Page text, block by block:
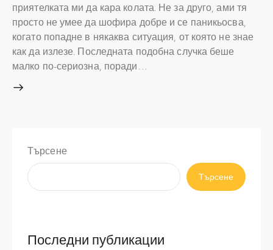
приятелката ми да кара колата. Не за друго, ами тя
просто не умее да шофира добре и се паникьосва,
когато попадне в някаква ситуация, от която не знае
как да излезе. Последната подобна случка беше
малко по-сериозна, поради…
Търсене
Търсене
Последни публикации